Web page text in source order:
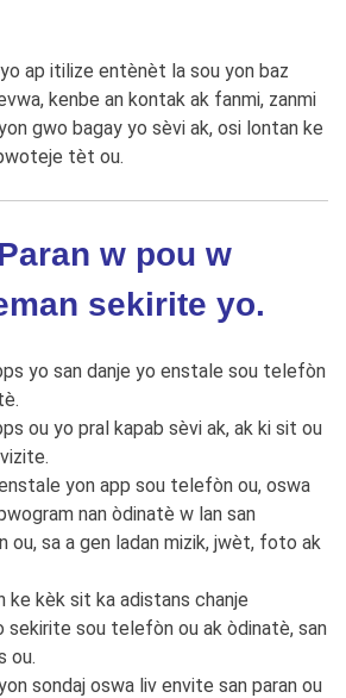
ap itilize entènèt la sou yon baz
kenbe an kontak ak fanmi, zanmi
gwo bagay yo sèvi ak, osi lontan ke
tèt ou.
w pou w
sekirite yo.
yo san danje yo enstale sou telefòn
ou yo pral kapab sèvi ak, ak ki sit ou
yon app sou telefòn ou, oswa
nan òdinatè w lan san
ou, sa a gen ladan mizik, jwèt, foto ak
ke kèk sit ka adistans chanje
sekirite sou telefòn ou ak òdinatè, san
ou.
sondaj oswa liv envite san paran ou